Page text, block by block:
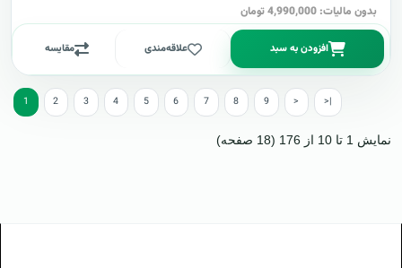
بدون مالیات: 4,990,000 تومان
افزودن به سبد علاقه‌مندی مقایسه
1 2 3 4 5 6 7 8 9 > >|
نمایش 1 تا 10 از 176 (18 صفحه)